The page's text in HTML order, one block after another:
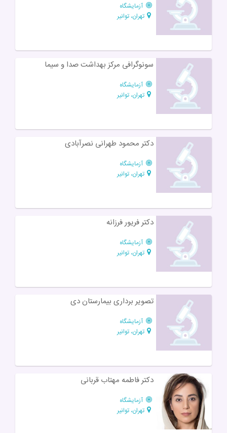
آزمایشگاه
تهران، توانیر
سونوگرافی مرکز بهداشت صدا و سیما
آزمایشگاه
تهران، توانیر
دکتر محمود طهرانی نصرآبادی
آزمایشگاه
تهران، توانیر
دکتر فریور فرزانه
آزمایشگاه
تهران، توانیر
تصویر برداری بیمارستان دی
آزمایشگاه
تهران، توانیر
دکتر فاطمه مهتاب قربانی
آزمایشگاه
تهران، توانیر